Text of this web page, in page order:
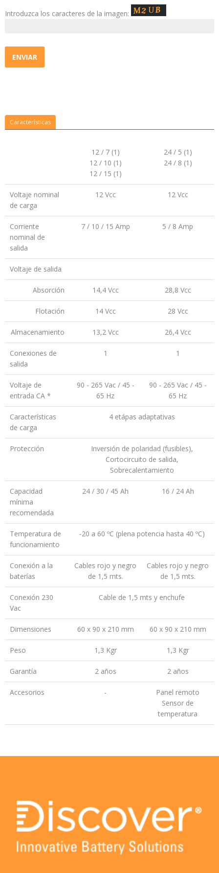
Introduzca los caracteres de la imagen:
Características
12 / 7 (1)
12 / 10 (1)
12 / 15 (1)
24 / 5 (1)
24 / 8 (1)
Voltaje nominal
de carga
12 Vcc 12 Vcc
Corriente
nominal de
salida
7 / 10 / 15 Amp 5 / 8 Amp
Voltaje de salida
Absorción 14,4 Vcc 28,8 Vcc
Flotación 14 Vcc 28 Vcc
Almacenamiento 13,2 Vcc 26,4 Vcc
Conexiones de
salida
1 1
Voltaje de
entrada CA *
90 - 265 Vac / 45 -
65 Hz
90 - 265 Vac / 45 -
65 Hz
Características
de carga
4 etápas adaptativas
Protección
Inversión de polaridad (fusibles),
Cortocircuito de salida,
Sobrecalentamiento
Capacidad
mínima
recomendada
24 / 30 / 45 Ah 16 / 24 Ah
Temperatura de
funcionamiento
-20 a 60 ºC (plena potencia hasta 40 ºC)
Conexión a la
baterías
Cables rojo y negro
de 1,5 mts.
Cables rojo y negro
de 1,5 mts.
Conexión 230
Vac
Cable de 1,5 mts y enchufe
Dimensiones 60 x 90 x 210 mm 60 x 90 x 210 mm
Peso 1,3 Kgr 1,3 Kgr
Garantía 2 años 2 años
Accesorios -
Panel remoto
Sensor de
temperatura